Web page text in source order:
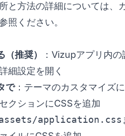
と方法の詳細については、
照ください。
%u6982%u8981%uFF1A
推奨）
：Vizupアプリ内
細設定を開く
で：テーマのカスタマイズ
クションにCSSを追加
application.css